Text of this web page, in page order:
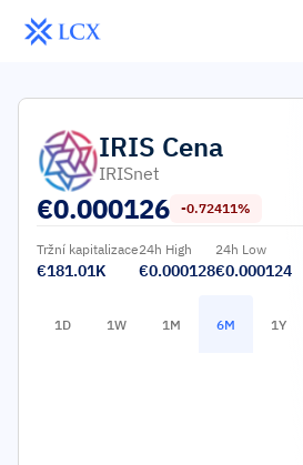
IRIS Cena
IRISnet
€0.000126 -0.72411%
Tržní kapitalizace
€181.01K
24h High
€0.000128
24h Low
€0.000124
1D 1W 1M 6M 1Y